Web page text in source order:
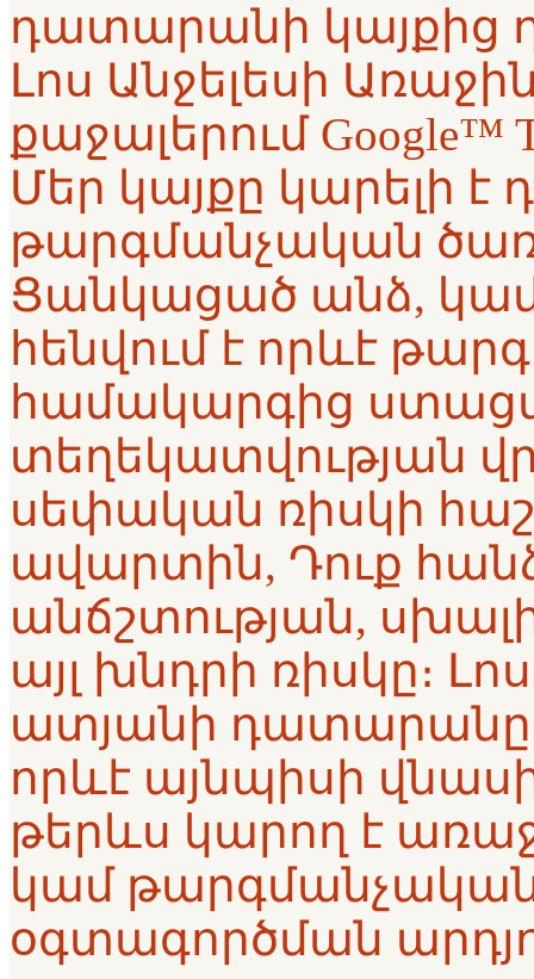
դատարանի կայքից
Լոս Անջելեսի
քաջալերում Google™
Մեր կայքը կարելի է
թարգմանչական
Ցանկացած անձ, կամ
հենվում է որևէ
համակարգից
տեղեկատվության
սեփական ռիսկի
ավարտին, Դուք
անճշտության,
այլ խնդրի ռիսկը։
ատյանի
որևէ այնպիսի
թերևս կարող է
կամ
օգտագործման